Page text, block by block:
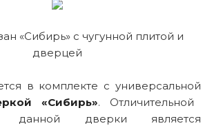
«Сибирь» с чугунной плитой и
дверцей
в комплекте с универсальной
«Сибирь». Отличительной
данной дверки является